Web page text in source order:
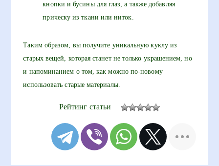
кнопки и бусины для глаз, а также добавляя
прическу из ткани или ниток.
Таким образом, вы получите уникальную куклу из
старых вещей, которая станет не только украшением, но
и напоминанием о том, как можно по-новому
использовать старые материалы.
Рейтинг статьи